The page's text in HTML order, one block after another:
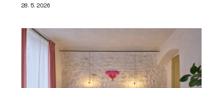
28. 5. 2026